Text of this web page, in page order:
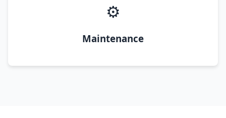
⚙️
Maintenance